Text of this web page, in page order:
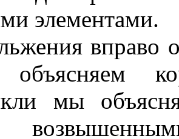
элементами.
вправо
объясняем
мы